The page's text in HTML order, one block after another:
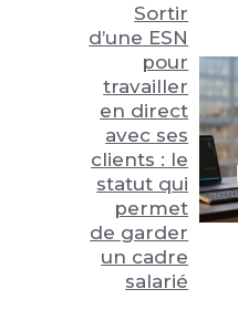
Sortir
d’une ESN
pour
travailler
en direct
avec ses
clients : le
statut qui
permet
de garder
un cadre
salarié